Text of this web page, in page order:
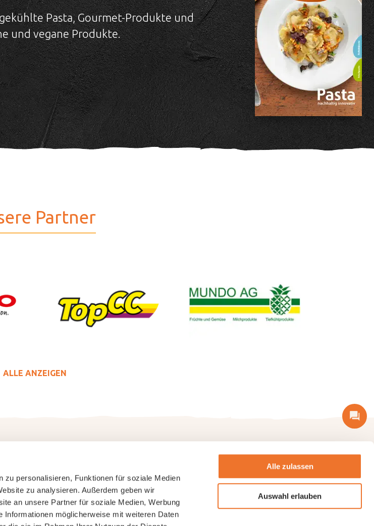
zu personalisieren, Funktionen für soziale Medien
zu analysieren. Außerdem geben wir
an unsere Partner für soziale Medien, Werbung
möglicherweise mit weiteren Daten
Alle zulassen
Auswahl erlauben
Pasta, Gourmet-Produkte und
und vegane Produkte.
Partner
ALLE ANZEIGEN
Pastinella - ORIOR Food AG Industriestrasse 40 CH-5036 Oberentfelden
+41 62 737 28 28 info@pastinella.ch